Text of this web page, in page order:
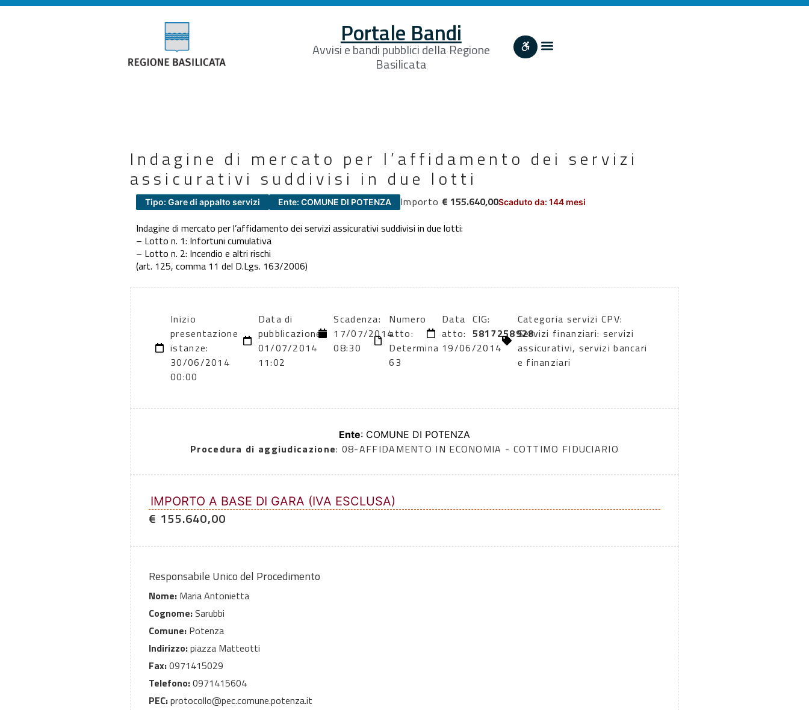
Portale Bandi
Avvisi e bandi pubblici della Regione
Basilicata
Indagine di mercato per l’affidamento dei servizi
assicurativi suddivisi in due lotti
Tipo: Gare di appalto servizi Ente: COMUNE DI POTENZA Importo € 155.640,00Scaduto da: 144 mesi
Indagine di mercato per l’affidamento dei servizi assicurativi suddivisi in due lotti:
– Lotto n. 1: Infortuni cumulativa
– Lotto n. 2: Incendio e altri rischi
(art. 125, comma 11 del D.Lgs. 163/2006)
Inizio
presentazione
istanze:
30/06/2014
00:00
Data di
pubblicazione:
01/07/2014
11:02
Scadenza:
17/07/2014
08:30
Numero
atto:
Determina
63
Data
atto:
19/06/2014
CIG:
5817258928
Categoria servizi CPV:
Servizi finanziari: servizi
assicurativi, servizi bancari
e finanziari
Ente: COMUNE DI POTENZA
Procedura di aggiudicazione: 08-AFFIDAMENTO IN ECONOMIA - COTTIMO FIDUCIARIO
IMPORTO A BASE DI GARA (IVA ESCLUSA)
€ 155.640,00
Responsabile Unico del Procedimento
Nome: Maria Antonietta
Cognome:Sarubbi
Comune: Potenza
Indirizzo:piazza Matteotti
Fax:0971415029
Telefono:0971415604
PEC:protocollo@pec.comune.potenza.it